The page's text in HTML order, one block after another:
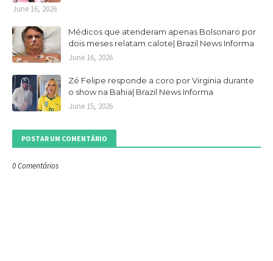
June 16, 2026
Médicos que atenderam apenas Bolsonaro por
dois meses relatam calote| Brazil News Informa
June 16, 2026
Zé Felipe responde a coro por Virginia durante
o show na Bahia| Brazil News Informa
June 15, 2026
POSTAR UM COMENTÁRIO
0 Comentários